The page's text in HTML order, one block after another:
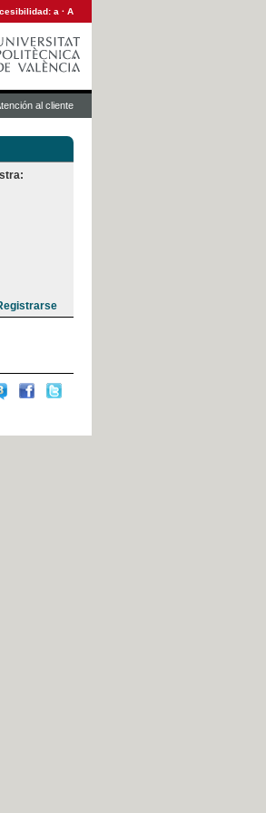
a · A
al cliente